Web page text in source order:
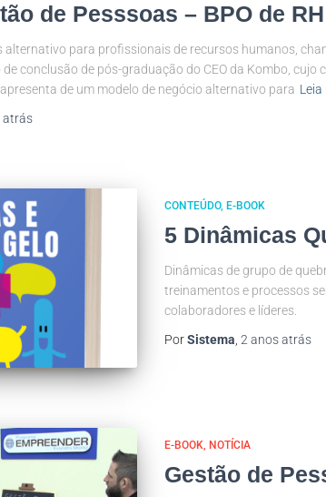
de Pesssoas – BPO de RH
alternativo para profissionais de recursos humanos,
conclusão de pós-graduação do CEO da Kombo,
de um modelo de negócio alternativo para Leia
atrás
CONTEÚDO E-BOOK
5 Dinâmicas
Dinâmicas de grupo de
treinamentos e processos
colaboradores e líderes.
PorSistema 2 anosatrás
E-BOOK NOTÍCIA
Gestão de